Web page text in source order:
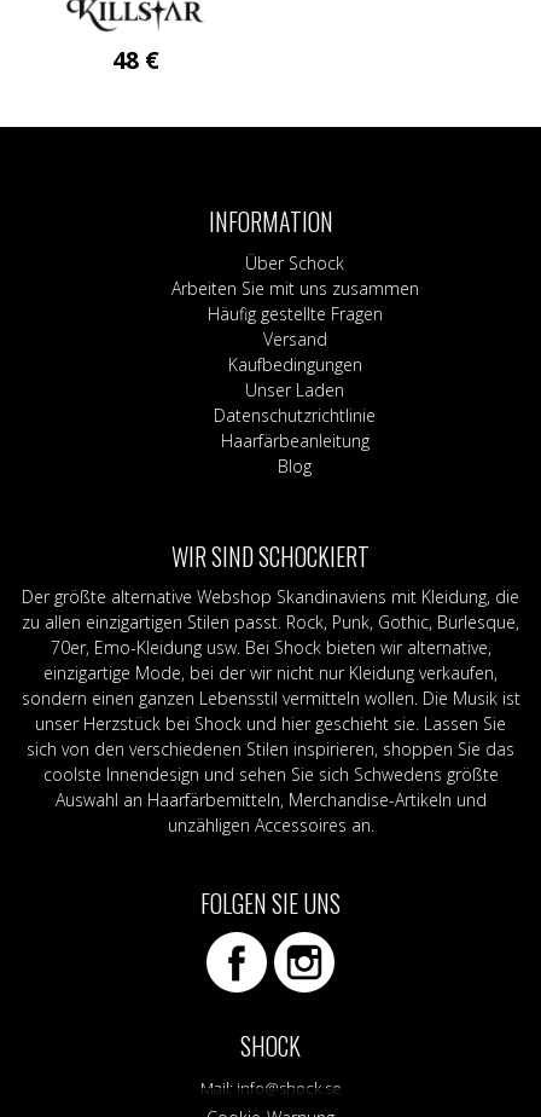
48 €
können
Produktseite
INFORMATION
Über Schock
Arbeiten Sie mit uns zusammen
Häufig gestellte Fragen
Versand
Kaufbedingungen
Unser Laden
Datenschutzrichtlinie
Haarfärbeanleitung
Blog
WIR SIND SCHOCKIERT
Der größte alternative Webshop Skandinaviens mit Kleidung, die
zu allen einzigartigen Stilen passt. Rock, Punk, Gothic, Burlesque,
70er, Emo-Kleidung usw. Bei Shock bieten wir alternative,
einzigartige Mode, bei der wir nicht nur Kleidung verkaufen,
sondern einen ganzen Lebensstil vermitteln wollen. Die Musik ist
unser Herzstück bei Shock und hier geschieht sie. Lassen Sie
sich von den verschiedenen Stilen inspirieren, shoppen Sie das
coolste Innendesign und sehen Sie sich Schwedens größte
Auswahl an Haarfärbemitteln, Merchandise-Artikeln und
unzähligen Accessoires an.
FOLGEN SIE UNS
SHOCK
Mail: info@shock.se